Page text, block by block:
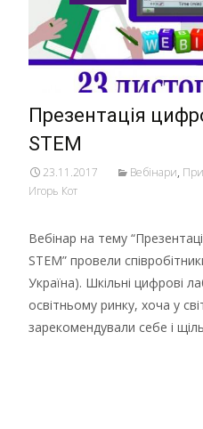
Презентація
STEM
23.11.2017 Вебінари,
Игорь Кот
Вебінар на тему
STEM” провели
Україна). Шкільні цифрові
освітньому ринку, хоча у
зарекомендували себе і